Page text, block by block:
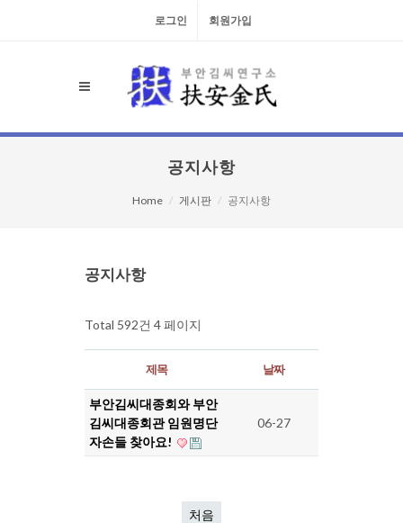
로그인 회원가입
공지사항
Home 게시판 공지사항
공지사항
Total 592건 4 페이지
제목 날짜
부안김씨대종회와 부안
김씨대종회관 임원명단
자손들 찾아요!
06-27
처음